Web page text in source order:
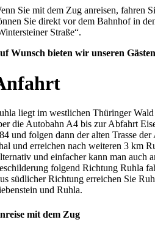
Sie mit dem Zug anreisen, fahren
Sie direkt vor dem Bahnhof in
Straße“.
Wunsch bieten wir unseren
liegt im westlichen Thüringer
die Autobahn A4 bis zur Abfahrt
und folgen dann der alten Trasse
und erreichen nach weiteren 3 km
und einfacher kann man auch
folgend Richtung Ruhla
südlicher Richtung erreichen Sie
und Ruhla.
mit dem Zug